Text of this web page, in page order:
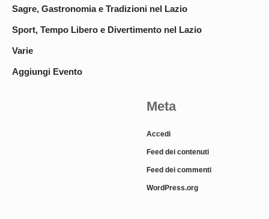
Sagre, Gastronomia e Tradizioni nel Lazio
Sport, Tempo Libero e Divertimento nel Lazio
Varie
Aggiungi Evento
Meta
Accedi
Feed dei contenuti
Feed dei commenti
WordPress.org